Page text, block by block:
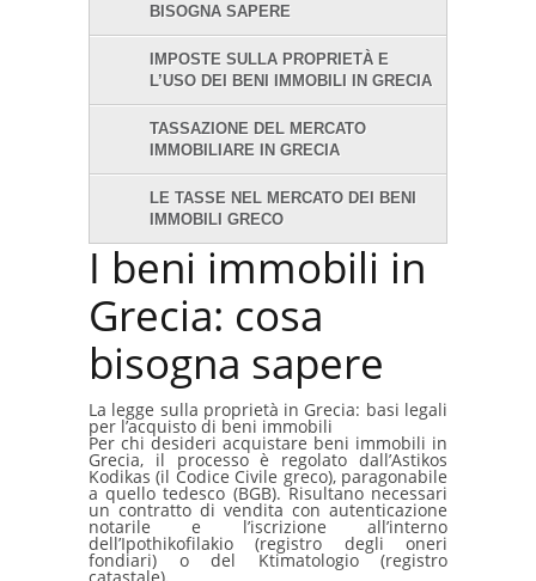
BISOGNA SAPERE
IMPOSTE SULLA PROPRIETÀ E
L’USO DEI BENI IMMOBILI IN GRECIA
TASSAZIONE DEL MERCATO
IMMOBILIARE IN GRECIA
LE TASSE NEL MERCATO DEI BENI
IMMOBILI GRECO
I beni immobili in
Grecia: cosa
bisogna sapere
La legge sulla proprietà in Grecia: basi legali
per l’acquisto di beni immobili
Per chi desideri acquistare beni immobili in
Grecia, il processo è regolato dall’Astikos
Kodikas (il Codice Civile greco), paragonabile
a quello tedesco (BGB). Risultano necessari
un contratto di vendita con autenticazione
notarile e l’iscrizione all’interno
dell’Ipothikofilakio (registro degli oneri
fondiari) o del Ktimatologio (registro